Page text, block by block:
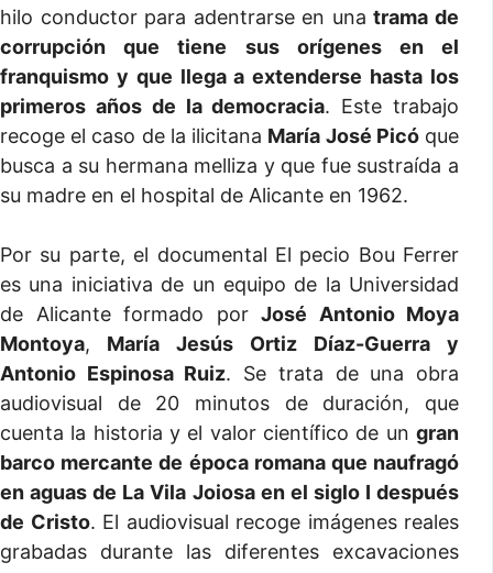
hilo conductor para adentrarse en unatrama de
corrupción que tiene sus orígenes en el
franquismo y que llega a extenderse hasta los
primeros años de la democracia. Este trabajo
recoge el caso de la ilicitana María José Picóque
busca a su hermana melliza y que fue sustraída a
su madre en el hospital de Alicante en 1962.
Por su parte, el documental El pecio Bou Ferrer
es una iniciativa de un equipo de la Universidad
de Alicante formado por José Antonio Moya
Montoya, María Jesús Ortiz Díaz-Guerra y
Antonio Espinosa Ruiz. Se trata de una obra
audiovisual de 20 minutos de duración, que
cuenta la historia y el valor científico de un gran
barco mercante de época romana que naufragó
en aguas de La Vila Joiosa en el siglo I después
de Cristo. El audiovisual recoge imágenes reales
grabadas durante las diferentes excavaciones